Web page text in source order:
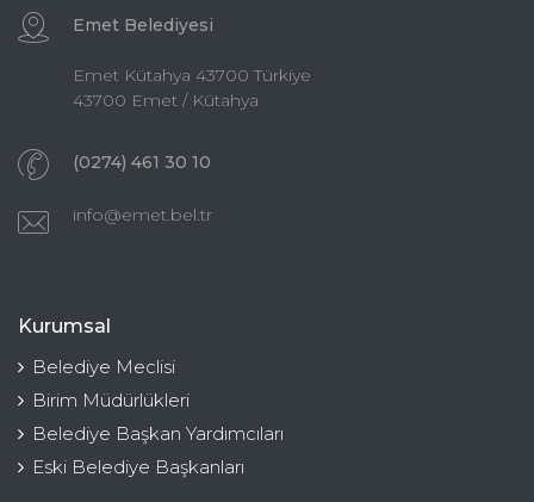
Emet Belediyesi
Emet Kütahya 43700 Türkiye
43700 Emet / Kütahya
(0274) 461 30 10
info@emet.bel.tr
Kurumsal
Belediye Meclisi
Birim Müdürlükleri
Belediye Başkan Yardımcıları
Eski Belediye Başkanları